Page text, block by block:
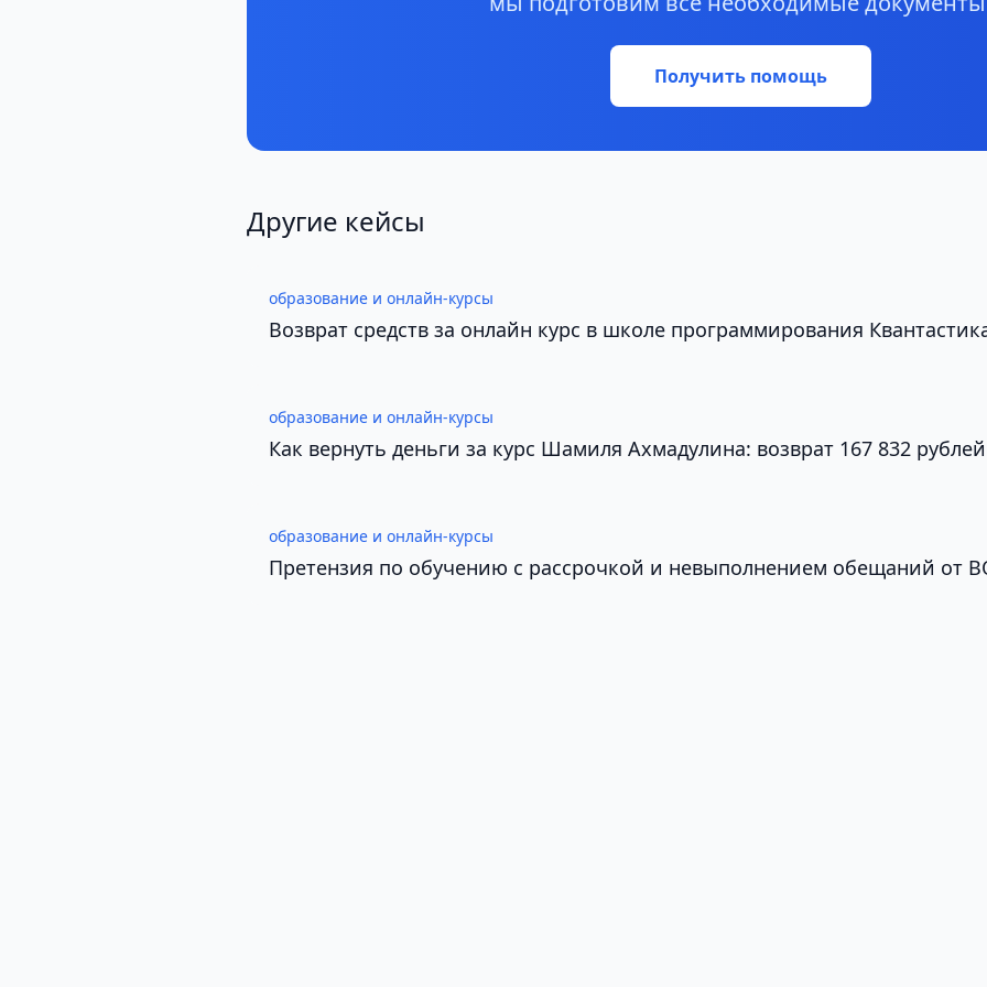
Получить помощь
Другие кейсы
образование и онлайн-курсы
Возврат средств за онлайн курс в школе программирования
образование и онлайн-курсы
Как вернуть деньги за курс Шамиля Ахмадулина: возврат 167 832 рублей
образование и онлайн-курсы
Претензия по обучению с рассрочкой и невыполнением обещаний от